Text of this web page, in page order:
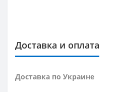
Доставка и оплата
Доставка по Украине